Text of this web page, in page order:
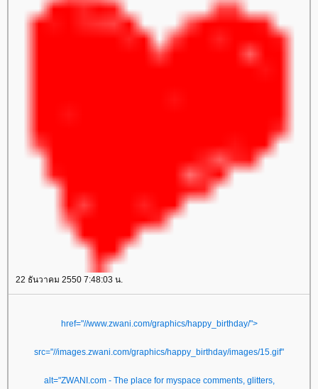
22 ธันวาคม 2550 7:48:03 น.
href="//www.zwani.com/graphics/happy_birthday/">
src="//images.zwani.com/graphics/happy_birthday/images/15.gif"
alt="ZWANI.com - The place for myspace comments, glitters,